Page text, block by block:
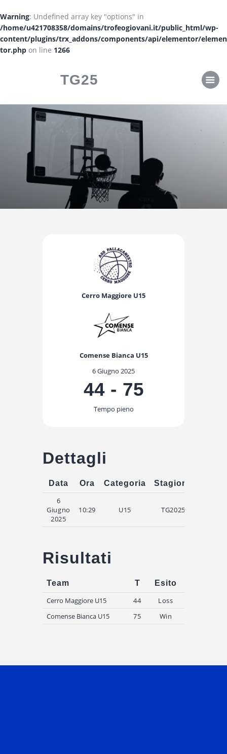
Warning: Undefined array key "options" in
/home/u421708358/domains/trofeogiovani.it/public_html/wp-
content/plugins/trx_addons/components/api/elementor/elemen
tor.php on line 1266
TG25
CALENDARI
Cerro Maggiore U15
Comense Bianca U15
6 Giugno 2025
44- 75
Tempo pieno
Dettagli
Data Ora Categoria Stagione
6
Giugno
2025
10:29 U15 TG2025
Risultati
Team T Esito
Cerro Maggiore U15 44
Loss
Comense Bianca U15
75 Win